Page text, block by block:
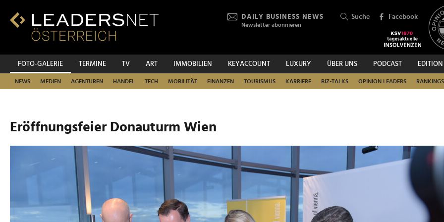
Inhalt
Fußzeilen-
Hauptnavigation
DAILY BUSINESS NEWS
Newsletter abonnieren
Suche Facebook
FOTO-GALERIE TERMINE TV ART IMMOBILIEN KEYACCOUNT LUXURY ÜBER UNS PODCAST EDITION
NEWS MEDIEN AGENTUREN HANDEL TECH MOBILITÄT FINANZEN TOURISMUS KARRIERE BIZ-TALKS OPINION LEADERS RANKINGS
SUCHEN
Eröffnungsfeier Donauturm Wien